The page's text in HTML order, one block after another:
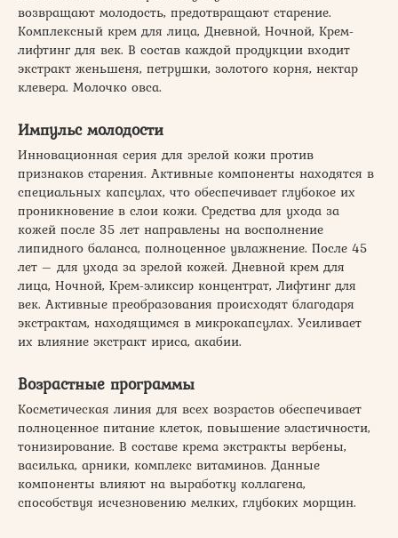
возвращают молодость, предотвращают старение.
Комплексный крем для лица, Дневной, Ночной, Крем-
лифтинг для век. В состав каждой продукции входит
экстракт женьшеня, петрушки, золотого корня, нектар
клевера. Молочко овса.
Импульс молодости
Инновационная серия для зрелой кожи против
признаков старения. Активные компоненты находятся в
специальных капсулах, что обеспечивает глубокое их
проникновение в слои кожи. Средства для ухода за
кожей после 35 лет направлены на восполнение
липидного баланса, полноценное увлажнение. После 45
лет – для ухода за зрелой кожей. Дневной крем для
лица, Ночной, Крем-эликсир концентрат, Лифтинг для
век. Активные преобразования происходят благодаря
экстрактам, находящимся в микрокапсулах. Усиливает
их влияние экстракт ириса, акабии.
Возрастные программы
Косметическая линия для всех возрастов обеспечивает
полноценное питание клеток, повышение эластичности,
тонизирование. В составе крема экстракты вербены,
василька, арники, комплекс витаминов. Данные
компоненты влияют на выработку коллагена,
способствуя исчезновению мелких, глубоких морщин.